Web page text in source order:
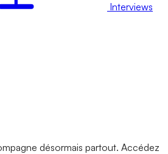
Interviews
désormais partout. Accédez